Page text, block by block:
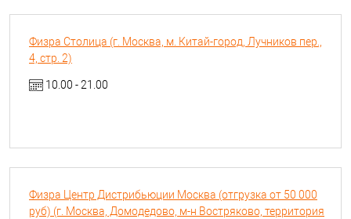
Физра Столица (г. Москва, м. Китай-город, Лучников пер.,
4, стр. 2)
10.00 - 21.00
Физра Центр Дистрибьюции Москва (отгрузка от 50 000
руб) (г. Москва, Домодедово, м-н Востряково, территория